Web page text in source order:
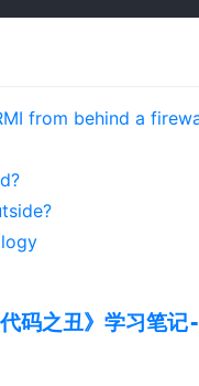
from behind a
码之丑》学习笔